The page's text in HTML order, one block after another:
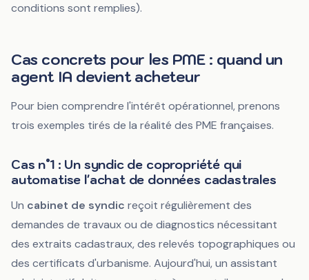
conditions sont remplies).
Cas concrets pour les PME : quand un
agent IA devient acheteur
Pour bien comprendre l'intérêt opérationnel, prenons
trois exemples tirés de la réalité des PME françaises.
Cas n°1 : Un syndic de copropriété qui
automatise l'achat de données cadastrales
Un cabinet de syndic reçoit régulièrement des
demandes de travaux ou de diagnostics nécessitant
des extraits cadastraux, des relevés topographiques ou
des certificats d'urbanisme. Aujourd'hui, un assistant